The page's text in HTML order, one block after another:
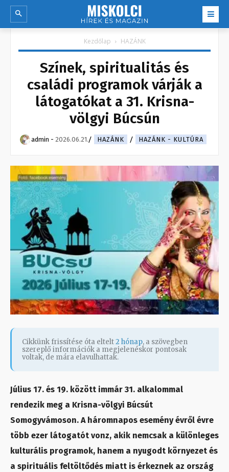
Kezdőlap HAZÁNK
Színek, spiritualitás és
családi programok várják a
látogatókat a 31. Krisna-
völgyi Búcsún
admin - 2026.06.21. HAZÁNK HAZÁNK - KULTÚRA
Cikkünk frissítése óta eltelt2 hónap, a szövegben
szereplő információk a megjelenéskor pontosak
voltak, de mára elavulhattak.
Július 17. és 19. között immár 31. alkalommal
rendezik meg a Krisna-völgyi Búcsút
Somogyvámoson. A háromnapos esemény évről évre
több ezer látogatót vonz, akik nemcsak a különleges
kulturális programok, hanem a nyugodt környezet és
a spirituális feltöltődés miatt is érkeznek az ország